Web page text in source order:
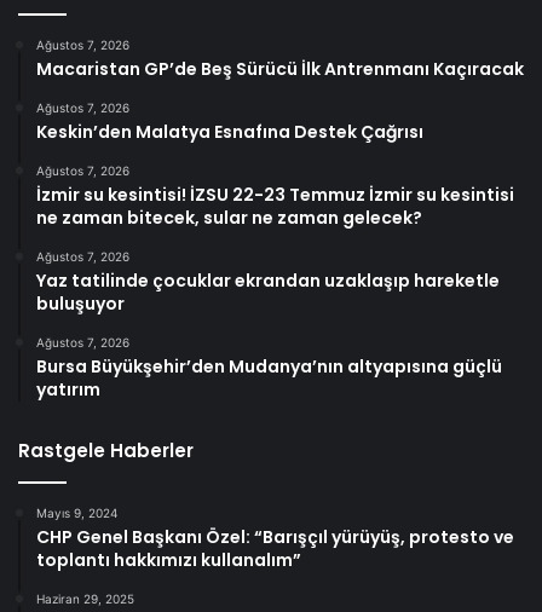
Ağustos 7, 2026
Macaristan GP’de Beş Sürücü İlk Antrenmanı Kaçıracak
Ağustos 7, 2026
Keskin’den Malatya Esnafına Destek Çağrısı
Ağustos 7, 2026
İzmir su kesintisi! İZSU 22-23 Temmuz İzmir su kesintisi
ne zaman bitecek, sular ne zaman gelecek?
Ağustos 7, 2026
Yaz tatilinde çocuklar ekrandan uzaklaşıp hareketle
buluşuyor
Ağustos 7, 2026
Bursa Büyükşehir’den Mudanya’nın altyapısına güçlü
yatırım
Rastgele Haberler
Mayıs 9, 2024
CHP Genel Başkanı Özel: “Barışçıl yürüyüş, protesto ve
toplantı hakkımızı kullanalım”
Haziran 29, 2025